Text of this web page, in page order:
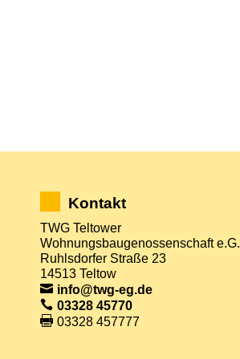
Kontakt
TWG Teltower
Wohnungsbaugenossenschaft e.G.
Ruhlsdorfer Straße 23
14513 Teltow
info@twg-eg.de
03328 45770
03328 457777